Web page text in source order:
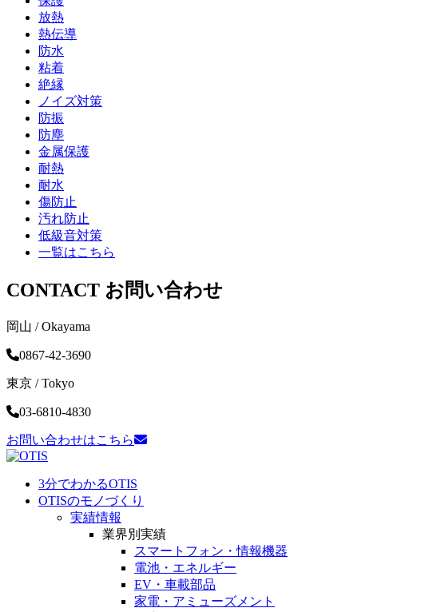
放熱
熱伝導
防水
粘着
絶縁
ノイズ対策
防振
防塵
金属保護
耐熱
耐水
傷防止
汚れ防止
低級音対策
一覧はこちら
CONTACT お問い合わせ
岡山 / Okayama
0867-42-3690
東京 / Tokyo
03-6810-4830
お問い合わせはこちら
3分でわかるOTIS
OTISのモノづくり
実績情報
業界別実績
スマートフォン・情報機器
電池・ エネルギー
EV・車載部品
家電・ アミューズメント